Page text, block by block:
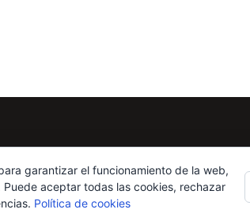
garantizar el funcionamiento de la web,
aceptar todas las cookies, rechazar
Política de cookies